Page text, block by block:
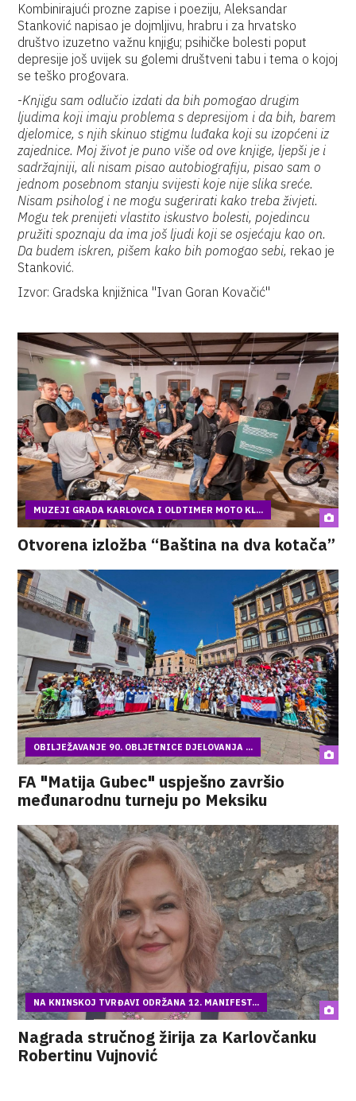
Kombinirajući prozne zapise i poeziju, Aleksandar
Stanković napisao je dojmljivu, hrabru i za hrvatsko
društvo izuzetno važnu knjigu; psihičke bolesti poput
depresije još uvijek su golemi društveni tabu i tema o kojoj
se teško progovara.
-Knjigu sam odlučio izdati da bih pomogao drugim
ljudima koji imaju problema s depresijom i da bih, barem
djelomice, s njih skinuo stigmu luđaka koji su izopćeni iz
zajednice. Moj život je puno više od ove knjige, ljepši je i
sadržajniji, ali nisam pisao autobiografiju, pisao sam o
jednom posebnom stanju svijesti koje nije slika sreće.
Nisam psiholog i ne mogu sugerirati kako treba živjeti.
Mogu tek prenijeti vlastito iskustvo bolesti, pojedincu
pružiti spoznaju da ima još ljudi koji se osjećaju kao on.
Da budem iskren, pišem kako bih pomogao sebi, rekao je
Stanković.
Izvor: Gradska knjižnica "Ivan Goran Kovačić"
MUZEJI GRADA KARLOVCA I OLDTIMER MOTO KL...
Otvorena izložba “Baština na dva kotača”
OBILJEŽAVANJE 90. OBLJETNICE DJELOVANJA ...
FA "Matija Gubec" uspješno završio
međunarodnu turneju po Meksiku
NA KNINSKOJ TVRĐAVI ODRŽANA 12. MANIFEST...
Nagrada stručnog žirija za Karlovčanku
Robertinu Vujnović